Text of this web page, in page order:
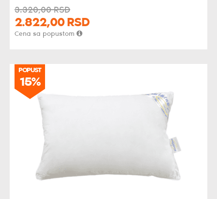
3.320,00 RSD
2.822,00 RSD
Cena sa popustom
POPUST
15%